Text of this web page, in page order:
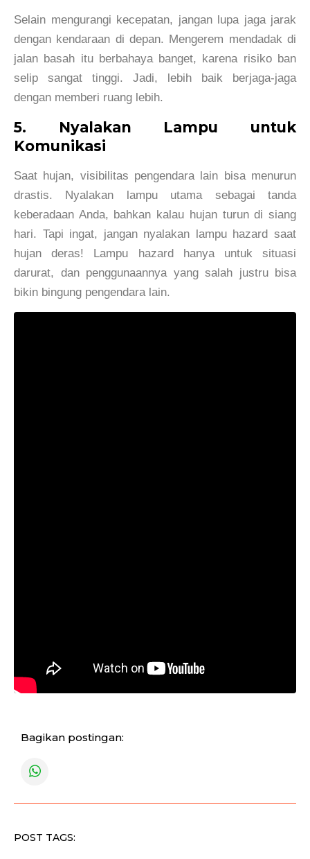
Selain mengurangi kecepatan, jangan lupa jaga jarak
dengan kendaraan di depan. Mengerem mendadak di
jalan basah itu berbahaya banget, karena risiko ban
selip sangat tinggi. Jadi, lebih baik berjaga-jaga
dengan memberi ruang lebih.
5. Nyalakan Lampu untuk
Komunikasi
Saat hujan, visibilitas pengendara lain bisa menurun
drastis. Nyalakan lampu utama sebagai tanda
keberadaan Anda, bahkan kalau hujan turun di siang
hari. Tapi ingat, jangan nyalakan lampu hazard saat
hujan deras! Lampu hazard hanya untuk situasi
darurat, dan penggunaannya yang salah justru bisa
bikin bingung pengendara lain.
Bagikan postingan:
POST TAGS: